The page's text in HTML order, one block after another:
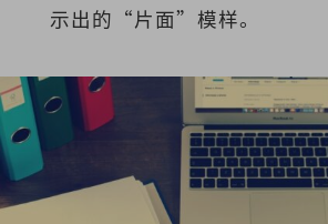
示出的“片面”模样。